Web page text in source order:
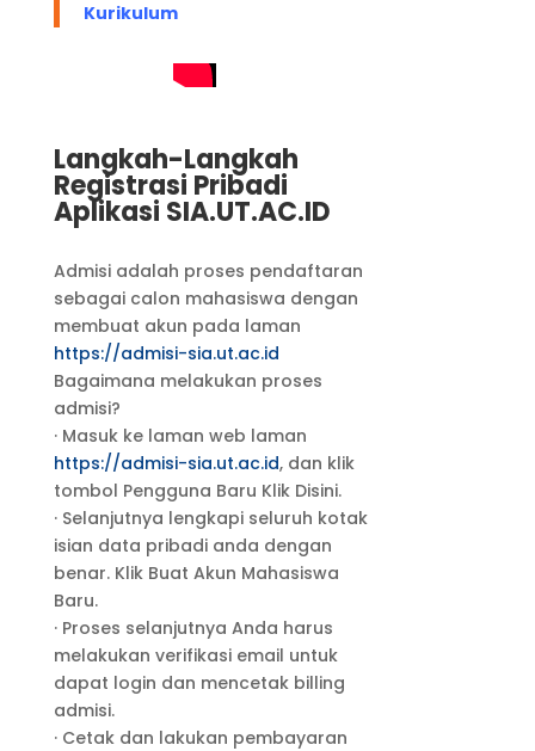
Kurikulum
Langkah-Langkah
Registrasi Pribadi
Aplikasi SIA.UT.AC.ID
Admisi adalah proses pendaftaran
sebagai calon mahasiswa dengan
membuat akun pada laman
https://admisi-sia.ut.ac.id
Bagaimana melakukan proses
admisi?
· Masuk ke laman web laman
https://admisi-sia.ut.ac.id, dan klik
tombol Pengguna Baru Klik Disini.
· Selanjutnya lengkapi seluruh kotak
isian data pribadi anda dengan
benar. Klik Buat Akun Mahasiswa
Baru.
· Proses selanjutnya Anda harus
melakukan verifikasi email untuk
dapat login dan mencetak billing
admisi.
· Cetak dan lakukan pembayaran